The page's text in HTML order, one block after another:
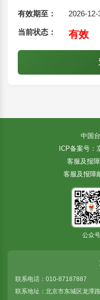
有效期至： 2026-12-
当前状态： 有效
中国
ICP备案号：
客服及报
客服及报障
公众号
联系电话：010-87187887
联系地址：北京市东城区龙潭